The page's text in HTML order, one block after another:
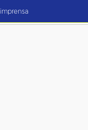
imprensa